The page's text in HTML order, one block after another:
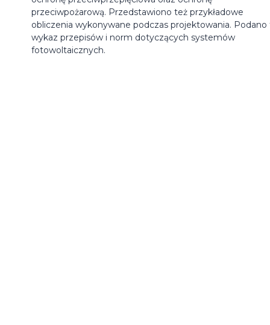
przeciwpożarową. Przedstawiono też przykładowe
obliczenia wykonywane podczas projektowania. Podano
wykaz przepisów i norm dotyczących systemów
fotowoltaicznych.